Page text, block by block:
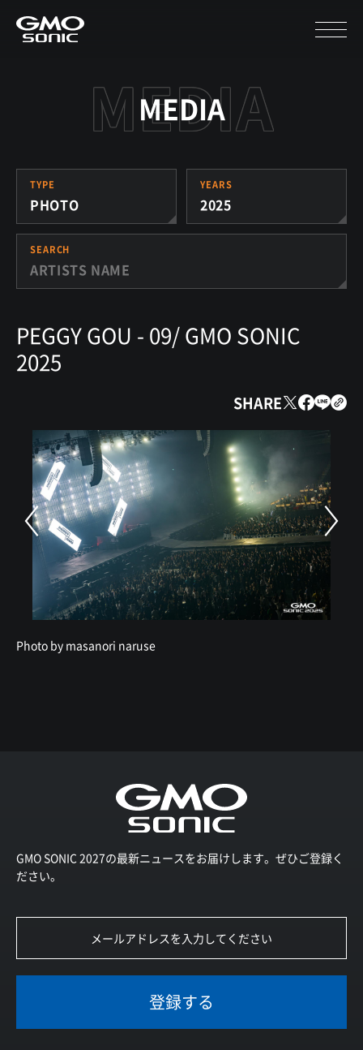
MEDIA
TYPE
PHOTO
YEARS
2025
SEARCH
PEGGY GOU - 09/ GMO SONIC
2025
SHARE
Photo by masanori naruse
GMO SONIC 2027の最新ニュースをお届けします。ぜひご登録く
ださい。
登録する